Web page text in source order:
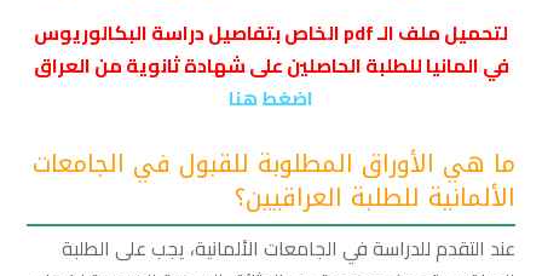
لتحميل ملف الـ pdf الخاص بتفاصيل دراسة البكالوريوس
في المانيا للطلبة الحاصلينعلى شهادة ثانوية من العراق
اضغط هنا
ما هي الأوراق المطلوبة للقبول في الجامعات
الألمانية للطلبة العراقيين؟
عند التقدم للدراسة في الجامعات الألمانية، يجب على الطلبة